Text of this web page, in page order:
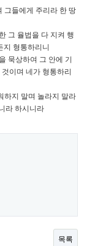
그들에게 주리라 한 땅
그 율법을 다 지켜 행
형통하리니
묵상하여 그 안에 기
이며 네가 형통하리
하지 말며 놀라지 말라
라 하시니라
목록